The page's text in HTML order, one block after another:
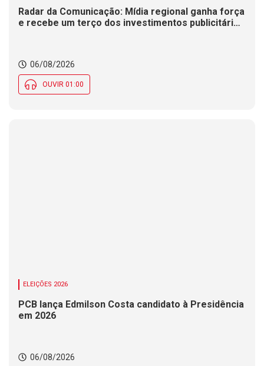
Radar da Comunicação: Mídia regional ganha força
e recebe um terço dos investimentos publicitários
06/08/2026
OUVIR 01:00
ELEIÇÕES 2026
PCB lança Edmilson Costa candidato à Presidência
em 2026
06/08/2026